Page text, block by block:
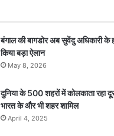
बंगाल की बागडोर अब सुवेंदु अधिकारी के
किया बड़ा ऐलान
May 8, 2026
दुनिया के 500 शहरों में कोलकाता रहा
भारत के और भी शहर शामिल
April 4, 2025